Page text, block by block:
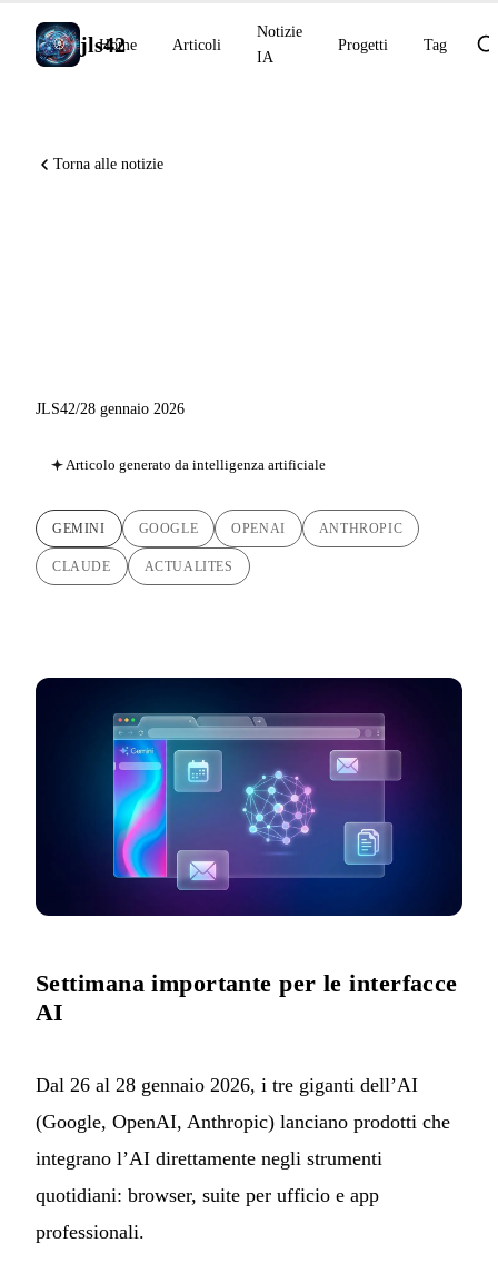
jls42
Home Articoli
Notizie
IA
Progetti Tag
Torna alle notizie
JLS42/28 gennaio 2026
Articolo generato da intelligenza artificiale
GEMINI GOOGLE OPENAI ANTHROPIC
CLAUDE ACTUALITES
Settimana importante per le interfacce
AI
Dal 26 al 28 gennaio 2026, i tre giganti dell’AI
(Google, OpenAI, Anthropic) lanciano prodotti che
integrano l’AI direttamente negli strumenti
quotidiani: browser, suite per ufficio e app
professionali.